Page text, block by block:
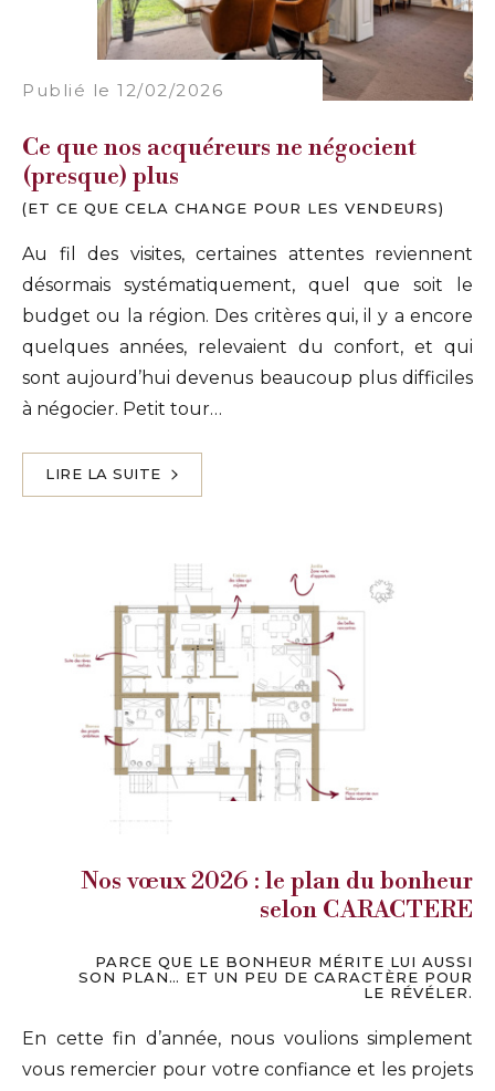
Publié le 12/02/2026
Ce que nos acquéreurs ne négocient
(presque) plus
(ET CE QUE CELA CHANGE POUR LES VENDEURS)
Au fil des visites, certaines attentes reviennent
désormais systématiquement, quel que soit le
budget ou la région. Des critères qui, il y a encore
quelques années, relevaient du confort, et qui
sont aujourd’hui devenus beaucoup plus difficiles
à négocier. Petit tour…
LIRE LA SUITE
Nos vœux 2026 : le plan du bonheur
selon CARACTERE
PARCE QUE LE BONHEUR MÉRITE LUI AUSSI
SON PLAN… ET UN PEU DE CARACTÈRE POUR
LE RÉVÉLER.
En cette fin d’année, nous voulions simplement
vous remercier pour votre confiance et les projets